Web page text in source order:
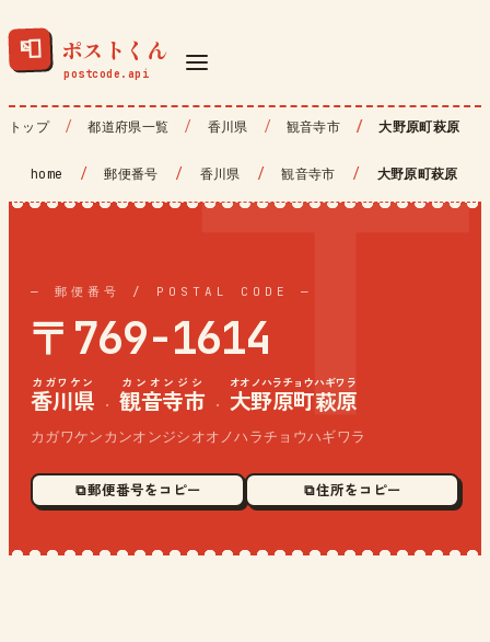
📮 ポストくん
トップ 都道府県一覧 香川県 観音寺市 大野原町萩原
home / 郵便番号 / 香川県 / 観音寺市 / 大野原町萩原
— 郵便番号 / POSTAL CODE —
〒769-1614
香川県
カガワケン
· 観音寺市
カンオンジシ
· 大野原町萩原
オオノハラチョウハギワラ
カガワケンカンオンジシオオノハラチョウハギワラ
⧉ 郵便番号をコピー ⧉ 住所をコピー